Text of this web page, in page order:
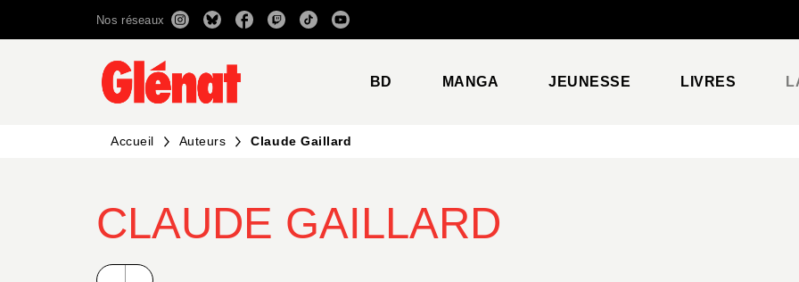
RECHERCHE CONTENU
Nos réseaux
BD MANGA JEUNESSE LIVRES
Accueil Auteurs Claude Gaillard
CLAUDE GAILLARD